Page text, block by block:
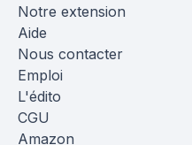
Notre extension
Aide
Nous contacter
Emploi
L'édito
CGU
Amazon